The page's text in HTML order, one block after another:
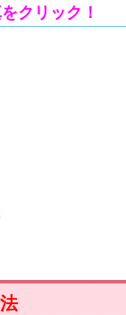
クリック！